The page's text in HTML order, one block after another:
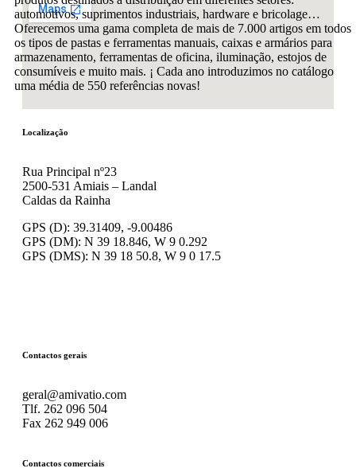
automotivos, suprimentos industriais, hardware e bricolage…
Oferecemos uma gama completa de mais de 7.000 artigos em todos
os tipos de pastas e ferramentas manuais, caixas e armários para
armazenamento, ferramentas de oficina, iluminação, estojos de
consumíveis e muito mais. ¡ Cada ano introduzimos no catálogo
uma média de 550 referências novas!
Localização
Rua Principal nº23
2500-531 Amiais – Landal
Caldas da Rainha
GPS (D): 39.31409, -9.00486
GPS (DM): N 39 18.846, W 9 0.292
GPS (DMS): N 39 18 50.8, W 9 0 17.5
Contactos gerais
geral@amivatio.com
Tlf. 262 096 504
Fax 262 949 006
Contactos comerciais